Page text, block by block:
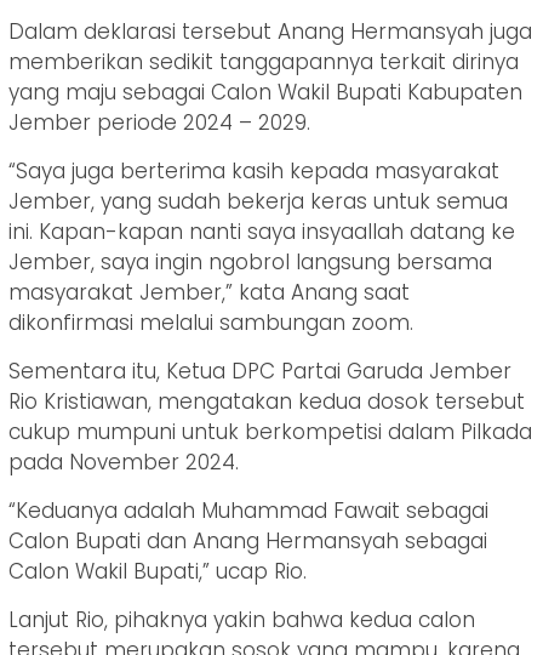
Dalam deklarasi tersebut Anang Hermansyah juga
memberikan sedikit tanggapannya terkait dirinya
yang maju sebagai Calon Wakil Bupati Kabupaten
Jember periode 2024 – 2029.
“Saya juga berterima kasih kepada masyarakat
Jember, yang sudah bekerja keras untuk semua
ini. Kapan-kapan nanti saya insyaallah datang ke
Jember, saya ingin ngobrol langsung bersama
masyarakat Jember,” kata Anang saat
dikonfirmasi melalui sambungan zoom.
Sementara itu, Ketua DPC Partai Garuda Jember
Rio Kristiawan, mengatakan kedua dosok tersebut
cukup mumpuni untuk berkompetisi dalam Pilkada
pada November 2024.
“Keduanya adalah Muhammad Fawait sebagai
Calon Bupati dan Anang Hermansyah sebagai
Calon Wakil Bupati,” ucap Rio.
Lanjut Rio, pihaknya yakin bahwa kedua calon